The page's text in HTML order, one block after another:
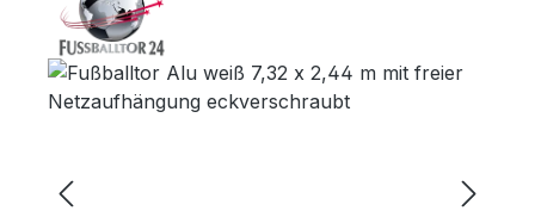
Bildergalerie überspringen